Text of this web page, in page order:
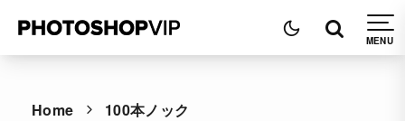
Home 100本ノック